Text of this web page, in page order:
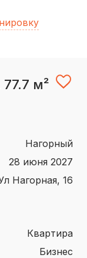
м²
Нагорный
28 июня 2027
ул Нагорная, 16
квартира
Бизнес